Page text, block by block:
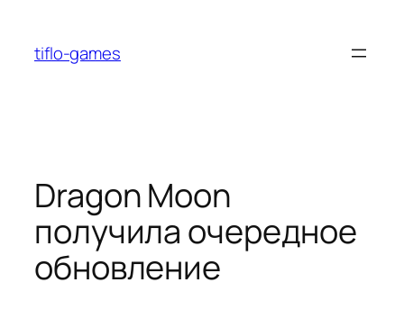
содержимому
tiflo-games
Dragon Moon
получила очередное
обновление